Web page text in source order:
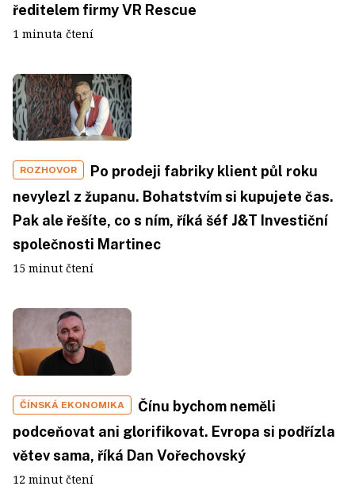
ředitelem firmy VR Rescue
1 minuta čtení
ROZHOVOR
Po prodeji fabriky klient půl roku
nevylezl z županu. Bohatstvím si kupujete čas.
Pak ale řešíte, co s ním, říká šéf J&T Investiční
společnosti Martinec
15 minut čtení
ČÍNSKÁ EKONOMIKA
Čínu bychom neměli
podceňovat ani glorifikovat. Evropa si podřízla
větev sama, říká Dan Vořechovský
12 minut čtení